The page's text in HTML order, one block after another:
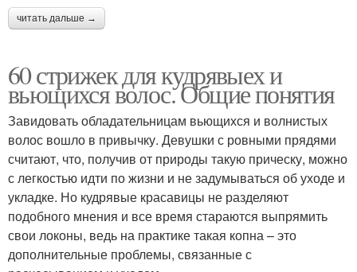
читать дальше →
60 стрижек для кудрявыех и
вьющихся волос. Общие понятия
Завидовать обладательницам вьющихся и волнистых
волос вошло в привычку. Девушки с ровными прядями
считают, что, получив от природы такую прическу, можно
с легкостью идти по жизни и не задумываться об уходе и
укладке. Но кудрявые красавицы не разделяют
подобного мнения и все время стараются выпрямить
свои локоны, ведь на практике такая копна – это
дополнительные проблемы, связанные с